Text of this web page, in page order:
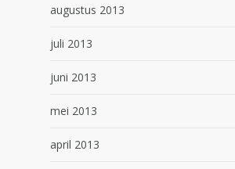
augustus 2013
juli 2013
juni 2013
mei 2013
april 2013